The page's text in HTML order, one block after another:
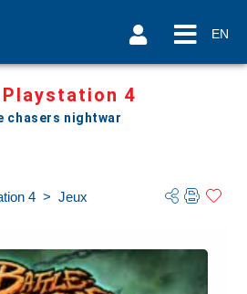
EN
4
chasers nightwar
4 > Jeux